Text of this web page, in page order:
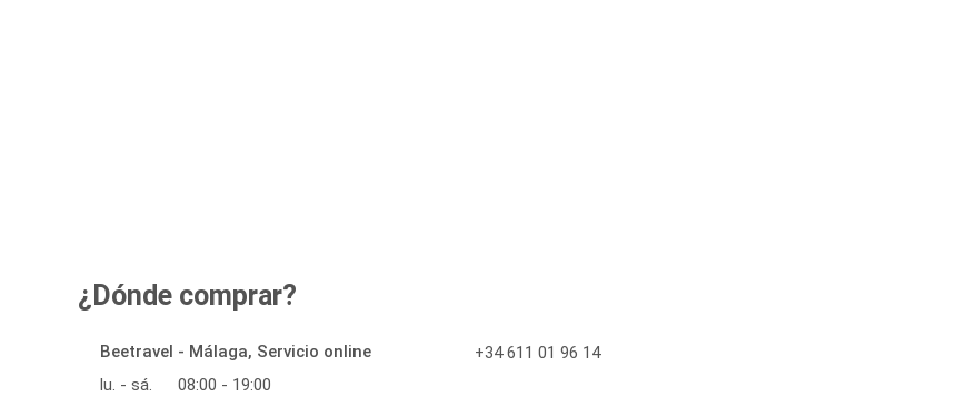
¿Dónde comprar?
Beetravel - Málaga, Servicio online
lu. - sá.
08:00 - 19:00
+34 611 01 96 14